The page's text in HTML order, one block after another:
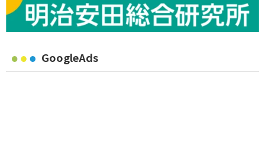
GoogleAds